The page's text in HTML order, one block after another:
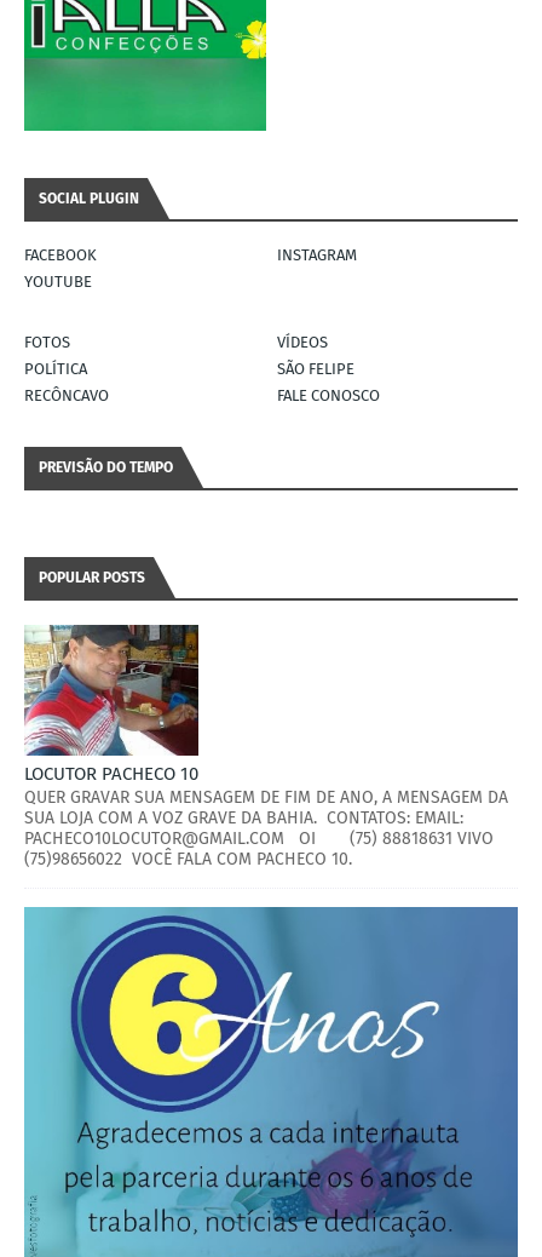
SOCIAL PLUGIN
FACEBOOK
INSTAGRAM
YOUTUBE
FOTOS
VÍDEOS
POLÍTICA
SÃO FELIPE
RECÔNCAVO
FALE CONOSCO
PREVISÃO DO TEMPO
POPULAR POSTS
LOCUTOR PACHECO 10
QUER GRAVAR SUA MENSAGEM DE FIM DE ANO, A MENSAGEM DA
SUA LOJA COM A VOZ GRAVE DA BAHIA. CONTATOS: EMAIL:
PACHECO10LOCUTOR@GMAIL.COM OI (75) 88818631 VIVO
(75)98656022 VOCÊ FALA COM PACHECO 10.